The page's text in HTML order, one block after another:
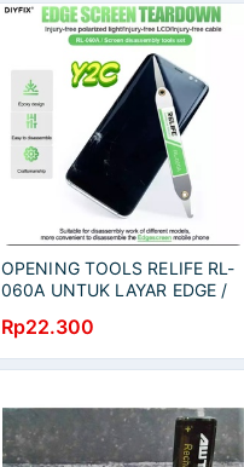
OPENING TOOLS RELIFE RL-
060A UNTUK LAYAR EDGE /
TOUCHSCREEN / TASKRIN /
TC / ALAT SERVIS HP
LENGKAP TERLENGKAP
Rp22.300